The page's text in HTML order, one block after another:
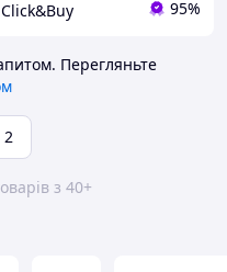
Click&Buy 95%
Перегляньте
2
з 40+